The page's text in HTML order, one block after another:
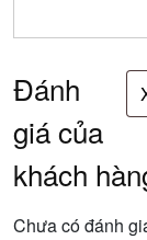
Đánh
giá của
khách
Chưa có đánh